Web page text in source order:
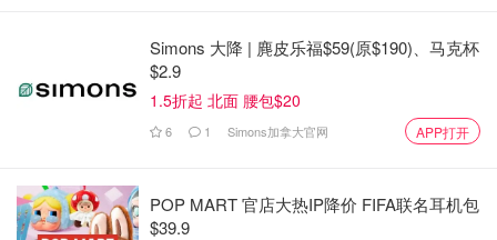
己的需求自行选择哦~👇
三款Lotion对比
产品
（经典版）
（滋润版）
Lotion
（抗老亮肤
Simons 大降 | 麂皮乐福$59(原$190)、马克杯
$2.9
1.5折起 北面 腰包$20
6 1 Simons加拿大官网 APP打开
POP MART 官店大热IP降价 FIFA联名耳机包
$39.9